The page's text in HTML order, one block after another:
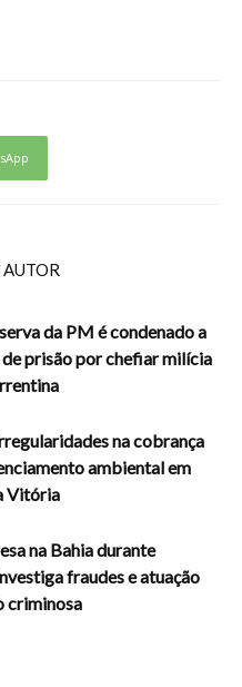
da PM é condenado a
de prisão por chefiar milícia
na cobrança
ambiental em
Vitória
na Bahia durante
fraudes e atuação
criminosa